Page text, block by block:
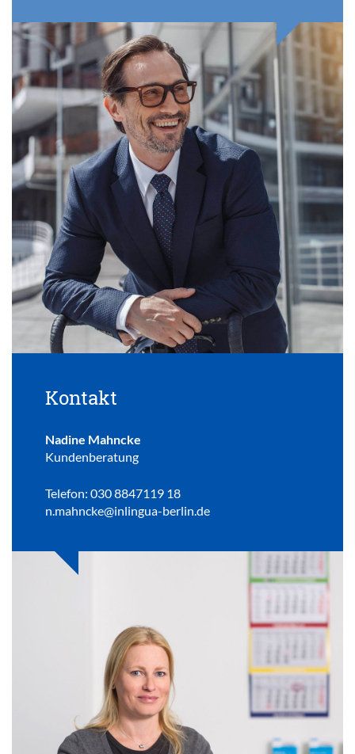
Kontakt
Nadine Mahncke
Kundenberatung
Telefon: 030 8847119 18
n.mahncke@inlingua-berlin.de